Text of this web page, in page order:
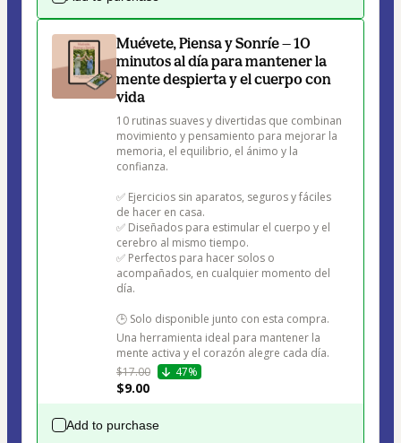
Muévete, Piensa y Sonríe — 10
minutos al día para mantener la
mente despierta y el cuerpo con
vida
10 rutinas suaves y divertidas que combinan
movimiento y pensamiento para mejorar la
memoria, el equilibrio, el ánimo y la
confianza.
✅ Ejercicios sin aparatos, seguros y fáciles
de hacer en casa.
✅ Diseñados para estimular el cuerpo y el
cerebro al mismo tiempo.
✅ Perfectos para hacer solos o
acompañados, en cualquier momento del
día.
🕒 Solo disponible junto con esta compra.
Una herramienta ideal para mantener la
mente activa y el corazón alegre cada día.
$17.00
47%
$9.00
Add to purchase